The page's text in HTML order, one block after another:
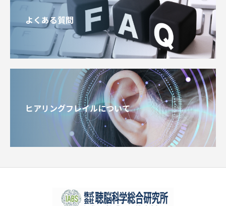
よくある質問
ヒアリングフレイルについて